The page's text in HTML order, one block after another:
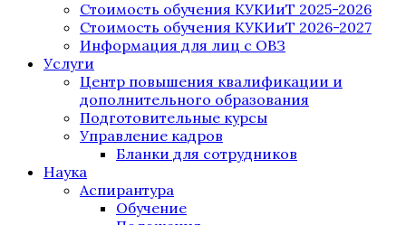
Стоимость обучения КУКИиТ 2025-2026
Стоимость обучения КУКИиТ 2026-2027
Информация для лиц с ОВЗ
Услуги
Центр повышения квалификации и
дополнительного образования
Подготовительные курсы
Управление кадров
Бланки для сотрудников
Наука
Аспирантура
Обучение